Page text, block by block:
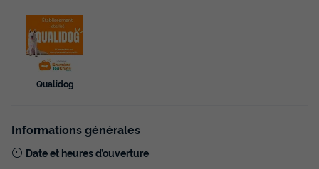
Qualidog
Informations générales
Date et heures d’ouverture